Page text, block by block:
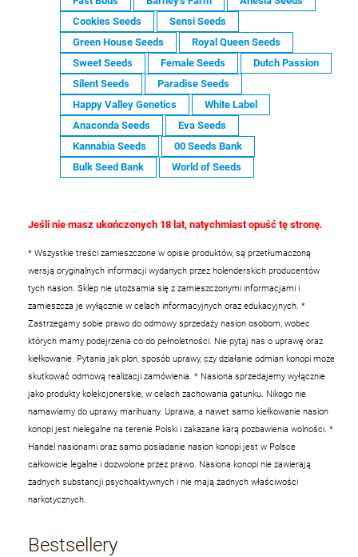
Cookies Seeds
Sensi Seeds
Green House Seeds
Royal Queen Seeds
Sweet Seeds
Female Seeds
Dutch Passion
Silent Seeds
Paradise Seeds
Happy Valley Genetics
White Label
Anaconda Seeds
Eva Seeds
Kannabia Seeds
00 Seeds Bank
Bulk Seed Bank
World of Seeds
Jeśli nie masz ukończonych 18 lat, natychmiast opuść tę stronę.
* Wszystkie treści zamieszczone w opisie produktów, są przetłumaczoną
wersją oryginalnych informacji wydanych przez holenderskich producentów
tych nasion. Sklep nie utożsamia się z zamieszczonymi informacjami i
zamieszcza je wyłącznie w celach informacyjnych oraz edukacyjnych. *
Zastrzegamy sobie prawo do odmowy sprzedaży nasion osobom, wobec
których mamy podejrzenia co do pełnoletności. Nie pytaj nas o uprawę oraz
kiełkowanie. Pytania jak plon, sposób uprawy, czy działanie odmian konopi może
skutkować odmową realizacji zamówienia. * Nasiona sprzedajemy wyłącznie
jako produkty kolekcjonerskie, w celach zachowania gatunku. Nikogo nie
namawiamy do uprawy marihuany. Uprawa, a nawet samo kiełkowanie nasion
konopi jest nielegalne na terenie Polski i zakazane karą pozbawienia wolności. *
Handel nasionami oraz samo posiadanie nasion konopi jest w Polsce
całkowicie legalne i dozwolone przez prawo. Nasiona konopi nie zawierają
żadnych substancji psychoaktywnych i nie mają żadnych właściwości
narkotycznych.
Bestsellery